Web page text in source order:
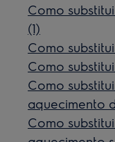
Como
(1)
Como
Como
Como
aquecimento
Como